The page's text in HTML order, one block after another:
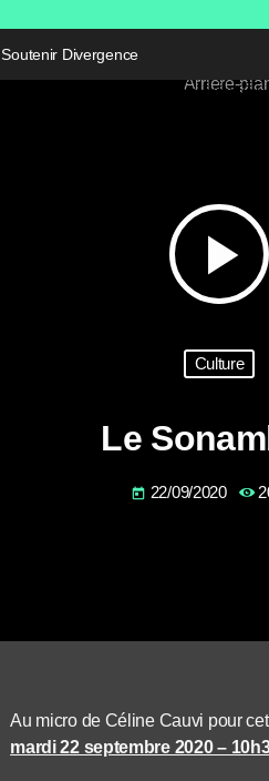
Soutenir Divergence
play_arrow
Culture
Le
today 22/09/2020
Au micro de Céline Cauvi pour
mardi 22 septembre 2020 –